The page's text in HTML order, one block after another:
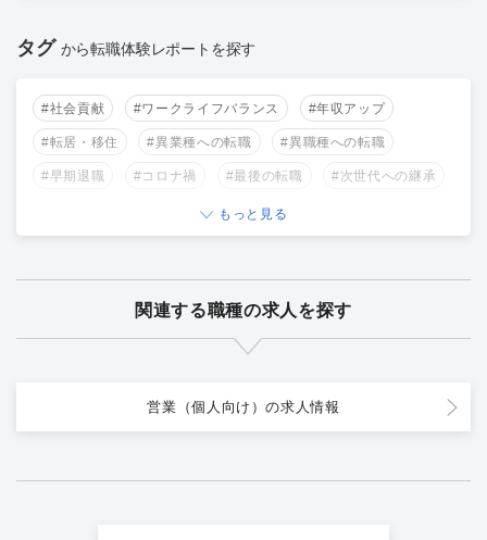
タグ から転職体験レポートを探す
#社会貢献 #ワークライフバランス #年収アップ
#転居・移住 #異業種への転職 #異職種への転職
#早期退職 #コロナ禍 #最後の転職 #次世代への継承
もっと見る
関連する職種の求人を探す
営業（個人向け）の求人情報